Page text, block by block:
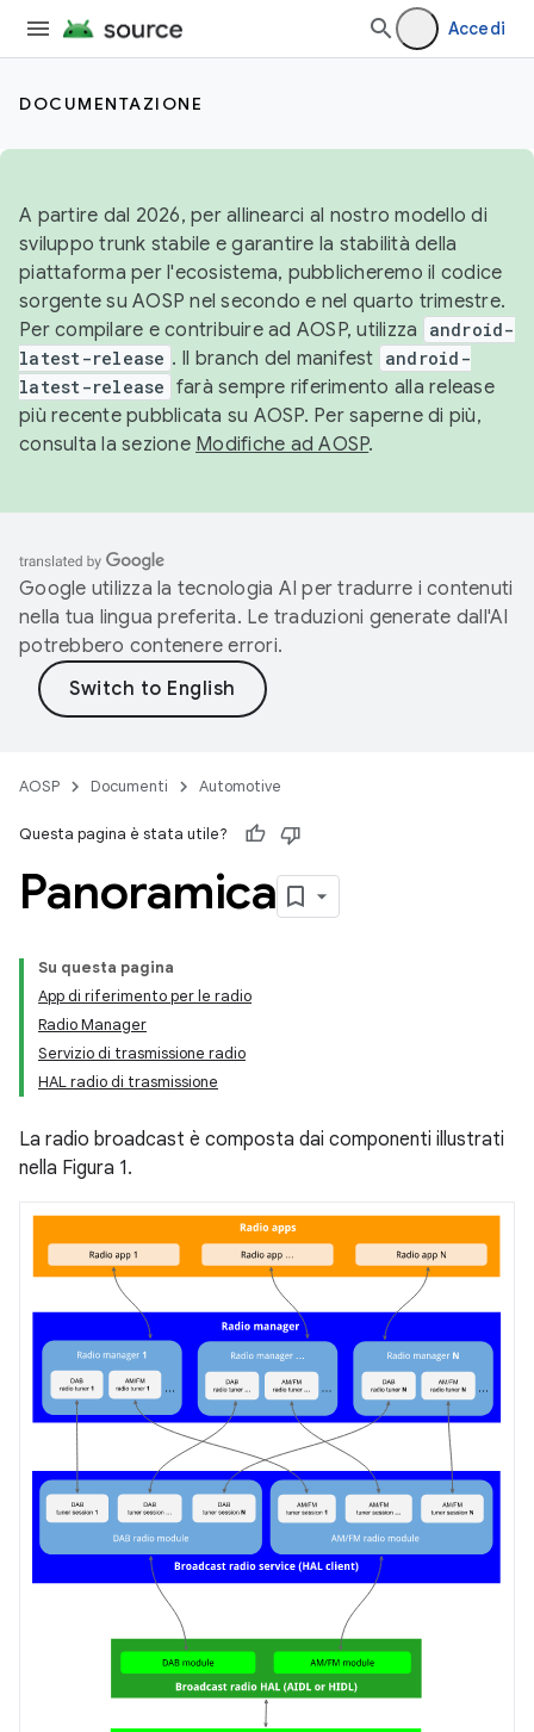
Accedi
DOCUMENTAZIONE
A partire dal 2026, per allinearci al nostro modello di
sviluppo trunk stabile e garantire la stabilità della
piattaforma per l'ecosistema, pubblicheremo il codice
sorgente su AOSP nel secondo e nel quarto trimestre.
Per compilare e contribuire ad AOSP, utilizza
android-
latest-release . Il branch del manifest android-
latest-release farà sempre riferimento alla release
più recente pubblicata su AOSP. Per saperne di più,
consulta la sezione Modifiche ad AOSP.
Google utilizza la tecnologia AI per tradurre i contenuti
nella tua lingua preferita. Le traduzioni generate dall'AI
potrebbero contenere errori.
AOSP Documenti Automotive
Questa pagina è stata utile?
Panoramica
Su questa pagina
App di riferimento per le radio
Radio Manager
Servizio di trasmissione radio
HAL radio di trasmissione
La radio broadcast è composta dai componenti illustrati
nella Figura 1.